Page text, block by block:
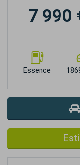
Essence
7 990